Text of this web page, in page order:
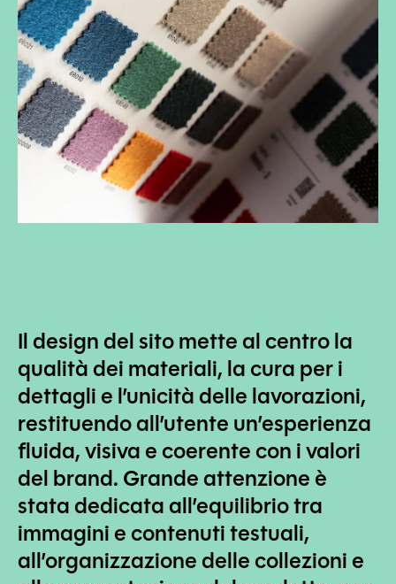
Il design del sito mette al centro la
qualità dei materiali, la cura per i
dettagli e l’unicità delle lavorazioni,
restituendo all’utente un’esperienza
fluida, visiva e coerente con i valori
del brand. Grande attenzione è
stata dedicata all’equilibrio tra
immagini e contenuti testuali,
all’organizzazione delle collezioni e